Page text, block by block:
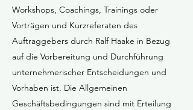
Workshops, Coachings, Trainings oder
Vorträgen und Kurzreferaten des
Auftraggebers durch Ralf Haake in Bezug
auf die Vorbereitung und Durchführung
unternehmerischer Entscheidungen und
Vorhaben ist. Die Allgemeinen
Geschäftsbedingungen sind mit Erteilung